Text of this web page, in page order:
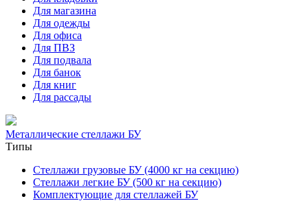
Для магазина
Для одежды
Для офиса
Для ПВЗ
Для подвала
Для банок
Для книг
Для рассады
Металлические стеллажи БУ
Типы
Стеллажи грузовые БУ (4000 кг на секцию)
Стеллажи легкие БУ (500 кг на секцию)
Комплектующие для стеллажей БУ